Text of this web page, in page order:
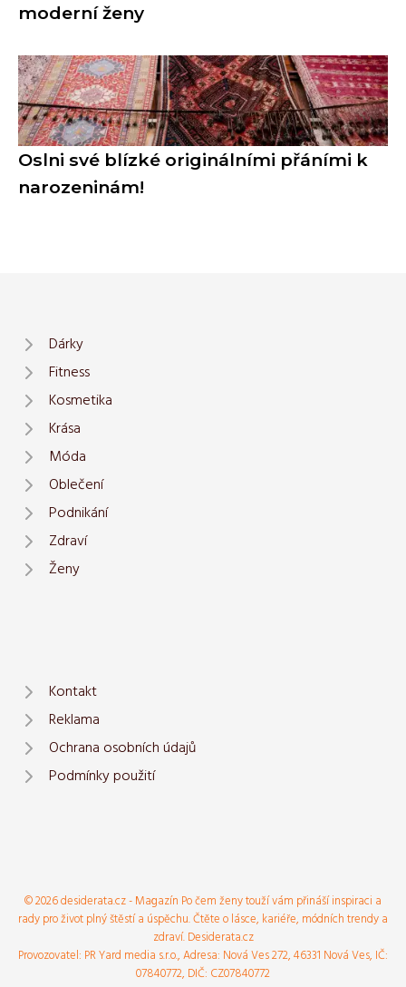
moderní ženy
Oslni své blízké originálními přáními k
narozeninám!
Dárky
Fitness
Kosmetika
Krása
Móda
Oblečení
Podnikání
Zdraví
Ženy
Kontakt
Reklama
Ochrana osobních údajů
Podmínky použití
© 2026 desiderata.cz - Magazín Po čem ženy touží vám přináší inspiraci a
rady pro život plný štěstí a úspěchu. Čtěte o lásce, kariéře, módních trendy a
zdraví. Desiderata.cz
Provozovatel: PR Yard media s.r.o., Adresa: Nová Ves 272, 46331 Nová Ves, IČ:
07840772, DIČ: CZ07840772